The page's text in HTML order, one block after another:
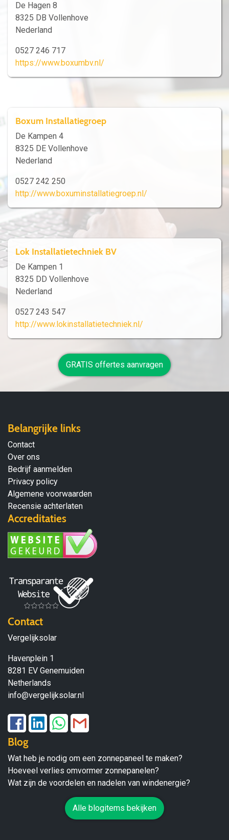
De Hagen 8
8325 DB Vollenhove
Nederland
0527 246 717
https://www.boxumbv.nl/
Boxum Installatiegroep
De Kampen 4
8325 DE Vollenhove
Nederland
0527 242 250
http://www.boxuminstallatiegroep.nl/
Lok Installatietechniek BV
De Kampen 1
8325 DD Vollenhove
Nederland
0527 243 547
http://www.lokinstallatietechniek.nl/
GRATIS offertes aanvragen
Belangrijke links
Contact
Over ons
Bedrijf aanmelden
Privacy policy
Algemene voorwaarden
Recensie achterlaten
Accreditaties
Contact
Vergelijksolar
Havenplein 1
8281 EV Genemuiden
Netherlands
info@vergelijksolar.nl
Blog
Wat heb je nodig om een zonnepaneel te maken?
Hoeveel verlies omvormer zonnepanelen?
Wat zijn de voordelen en nadelen van windenergie?
Alle blogitems bekijken